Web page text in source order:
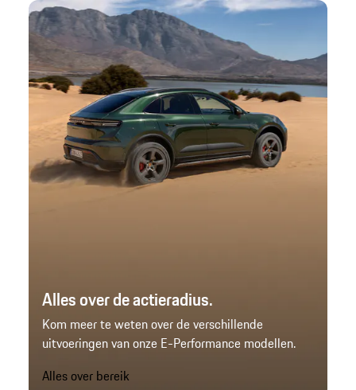
Alles over de actieradius.
Kom meer te weten over de verschillende
uitvoeringen van onze E-Performance modellen.
Alles over bereik